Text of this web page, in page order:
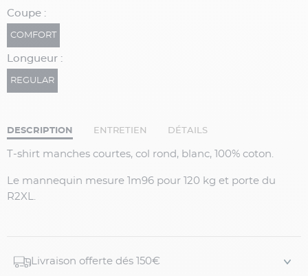
Coupe :
COMFORT
Longueur :
REGULAR
DESCRIPTION ENTRETIEN DÉTAILS
T-shirt manches courtes, col rond, blanc, 100% coton.
Le mannequin mesure 1m96 pour 120 kg et porte du
R2XL.
Livraison offerte dés 150€